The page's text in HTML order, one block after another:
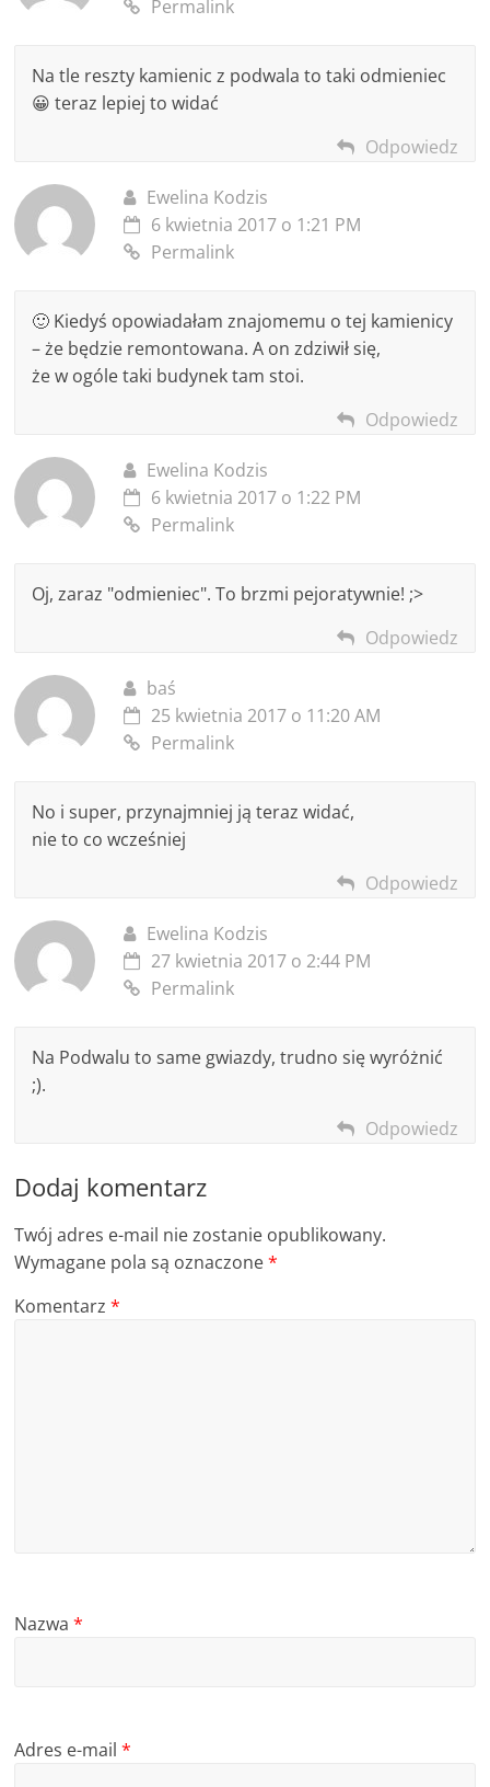
Permalink
Na tle reszty kamienic z podwala to taki odmieniec
😀 teraz lepiej to widać
Odpowiedz
Ewelina Kodzis
6 kwietnia 2017 o 1:21 PM
Permalink
🙂 Kiedyś opowiadałam znajomemu o tej kamienicy
– że będzie remontowana. A on zdziwił się,
że w ogóle taki budynek tam stoi.
Odpowiedz
Ewelina Kodzis
6 kwietnia 2017 o 1:22 PM
Permalink
Oj, zaraz "odmieniec". To brzmi pejoratywnie! ;>
Odpowiedz
baś
25 kwietnia 2017 o 11:20 AM
Permalink
No i super, przynajmniej ją teraz widać,
nie to co wcześniej
Odpowiedz
Ewelina Kodzis
27 kwietnia 2017 o 2:44 PM
Permalink
Na Podwalu to same gwiazdy, trudno się wyróżnić
;).
Odpowiedz
Dodaj komentarz
Twój adres e-mail nie zostanie opublikowany.
Wymagane pola są oznaczone*
Komentarz*
Nazwa*
Adres e-mail*